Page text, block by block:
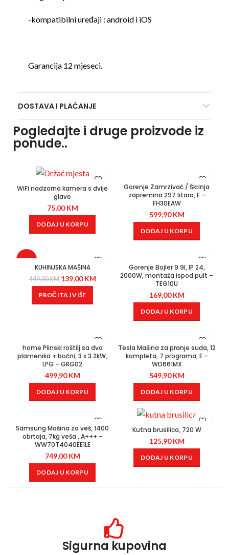
-kompatibilni uređaji : android i iOS
Garancija 12 mjeseci.
DOSTAVA I PLAĆANJE
Pogledajte i druge proizvode iz
ponude..
WiFi nadzorna kamera s dvije
glave
75,00KM
DODAJ U KORPU
Gorenje Zamrzivač / Škrinja
zapremina 297 litara, E –
FH30EAW
599,90KM
DODAJ U KORPU
-7%
KUHINJSKA MAŠINA
149,00KM 139,00KM
PROČITAJ VIŠE
Gorenje Bojler 9.9l, IP 24,
2000W, montaža ispod pult –
TEG10U
169,00KM
DODAJ U KORPU
home Plinski roštilj sa dva
plamenika + bočni, 3 x 3.2kW,
LPG – GRG02
499,90KM
DODAJ U KORPU
Tesla Mašina za pranje suđa, 12
kompleta, 7 programa, E –
WD661MX
549,90KM
DODAJ U KORPU
Samsung Mašina za veš, 1400
obrtaja, 7kg veša , A+++ –
WW70T4040EE1LE
749,00KM
DODAJ U KORPU
Kutna brusilica, 720 W
125,90KM
DODAJ U KORPU
Sigurna kupovina